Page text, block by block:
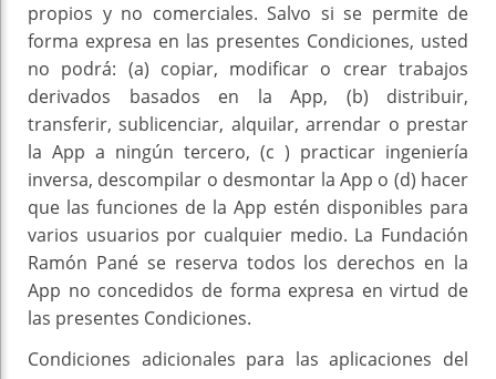
propios y no comerciales. Salvo si se permite de
forma expresa en las presentes Condiciones, usted
no podrá: (a) copiar, modificar o crear trabajos
derivados basados en la App, (b) distribuir,
transferir, sublicenciar, alquilar, arrendar o prestar
la App a ningún tercero, (c ) practicar ingeniería
inversa, descompilar o desmontar la App o (d) hacer
que las funciones de la App estén disponibles para
varios usuarios por cualquier medio. La Fundación
Ramón Pané se reserva todos los derechos en la
App no concedidos de forma expresa en virtud de
las presentes Condiciones.
Condiciones adicionales para las aplicaciones del